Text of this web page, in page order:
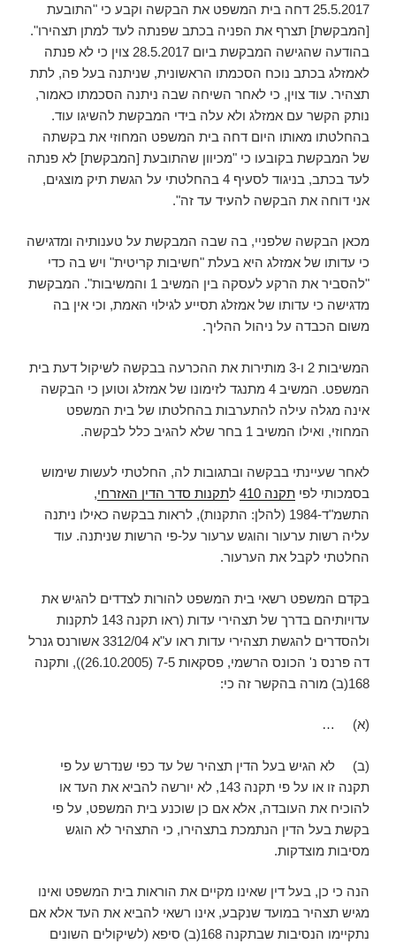
25.5.2017 דחה בית המשפט את הבקשה וקבע כי "התובעת
[המבקשת] תצרף את הפניה בכתב שפנתה לעד למתן תצהירו".
בהודעה שהגישה המבקשת ביום 28.5.2017 צוין כי לא פנתה
לאמזלג בכתב נוכח הסכמתו הראשונית, שניתנה בעל פה, לתת
תצהיר. עוד צוין, כי לאחר השיחה שבה ניתנה הסכמתו כאמור,
נותק הקשר עם אמזלג ולא עלה בידי המבקשת להשיגו עוד.
בהחלטתו מאותו היום דחה בית המשפט המחוזי את בקשתה
של המבקשת בקובעו כי "מכיוון שהתובעת [המבקשת] לא פנתה
לעד בכתב, בניגוד לסעיף 4 בהחלטתי על הגשת תיק מוצגים,
אני דוחה את הבקשה להעיד עד זה".
מכאן הבקשה שלפניי, בה שבה המבקשת על טענותיה ומדגישה
כי עדותו של אמזלג היא בעלת "חשיבות קריטית" ויש בה כדי
"להסביר את הרקע לעסקה בין המשיב 1 והמשיבות". המבקשת
מדגישה כי עדותו של אמזלג תסייע לגילוי האמת, וכי אין בה
משום הכבדה על ניהול ההליך.
המשיבות 2 ו-3 מותירות את ההכרעה בבקשה לשיקול דעת בית
המשפט. המשיב 4 מתנגד לזימונו של אמזלג וטוען כי הבקשה
אינה מגלה עילה להתערבות בהחלטתו של בית המשפט
המחוזי, ואילו המשיב 1 בחר שלא להגיב כלל לבקשה.
לאחר שעיינתי בבקשה ובתגובות לה, החלטתי לעשות שימוש
בסמכותי לפי תקנה 410 לתקנות סדר הדין האזרחי,
התשמ"ד-1984 (להלן: התקנות), לראות בבקשה כאילו ניתנה
עליה רשות ערעור והוגש ערעור על-פי הרשות שניתנה. עוד
החלטתי לקבל את הערעור.
בקדם המשפט רשאי בית המשפט להורות לצדדים להגיש את
עדויותיהם בדרך של תצהירי עדות (ראו תקנה 143 לתקנות
ולהסדרים להגשת תצהירי עדות ראו ע"א 3312/04 אשורנס גנרל
דה פרנס נ' הכונס הרשמי, פסקאות 7-5 (26.10.2005)), ותקנה
168(ב) מורה בהקשר זה כי:
(א) …
(ב) לא הגיש בעל הדין תצהיר של עד כפי שנדרש על פי
תקנה זו או על פי תקנה 143, לא יורשה להביא את העד או
להוכיח את העובדה, אלא אם כן שוכנע בית המשפט, על פי
בקשת בעל הדין הנתמכת בתצהירו, כי התצהיר לא הוגש
מסיבות מוצדקות.
הנה כי כן, בעל דין שאינו מקיים את הוראות בית המשפט ואינו
מגיש תצהיר במועד שנקבע, אינו רשאי להביא את העד אלא אם
נתקיימו הנסיבות שבתקנה 168(ב) סיפא (לשיקולים השונים